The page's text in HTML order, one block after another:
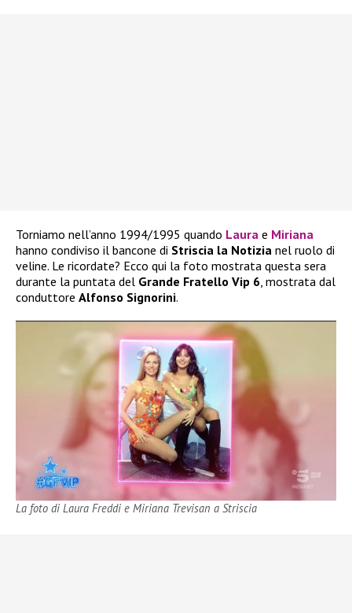
Torniamo nell’anno 1994/1995 quando Laura e Miriana
hanno condiviso il bancone di Striscia la Notizia nel ruolo di
veline. Le ricordate? Ecco qui la foto mostrata questa sera
durante la puntata del Grande Fratello Vip 6, mostrata dal
conduttore Alfonso Signorini.
La foto di Laura Freddi e Miriana Trevisan a Striscia